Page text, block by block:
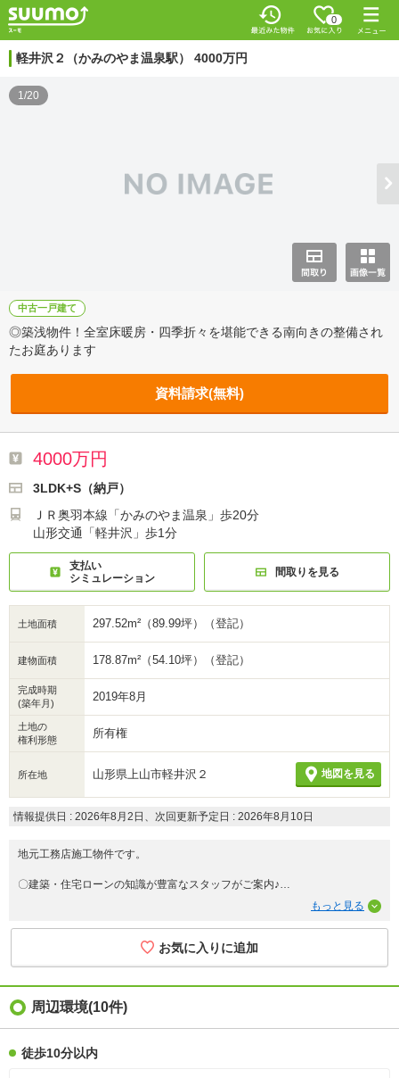
0
軽井沢２（かみのやま温泉駅） 4000万円
1/20
中古一戸建て
◎築浅物件！全室床暖房・四季折々を堪能できる南向きの整備され
たお庭あります
資料請求(無料)
4000万円
3LDK+S（納戸）
ＪＲ奥羽本線「かみのやま温泉」歩20分
山形交通「軽井沢」歩1分
支払い
シミュレーション
間取りを見る
土地面積 297.52m²（89.99坪）（登記）
建物面積 178.87m²（54.10坪）（登記）
完成時期
(築年月)
2019年8月
土地の
権利形態
所有権
所在地 山形県上山市軽井沢２ 地図を見る
情報提供日 : 2026年8月2日、次回更新予定日 : 2026年8月10日
地元工務店施工物件です。
〇建築・住宅ローンの知識が豊富なスタッフがご案内♪
住まいずONEでは【注文住宅】や【リフォーム・不動産業】で経験豊富な
スタッフがお客様の住まい探しをお手伝いさせていただいております。
平日やお仕事割りなどお時間ご相談ください♪
ご予約は→0120-772-619
周辺環境(10件)
徒歩10分以内